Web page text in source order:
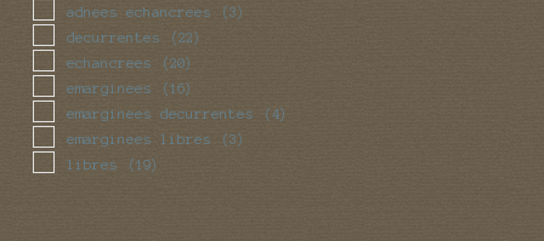
torsade (13)
tubulaire (66)
volve
adnees echancrees (3)
decurrentes (22)
echancrees (20)
emarginees (16)
emarginees decurrentes (4)
emarginees libres (3)
libres (19)